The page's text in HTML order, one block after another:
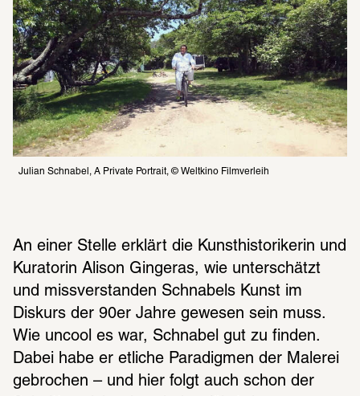
Julian Schnabel, A Private Portrait, © Weltkino Filmverleih
An einer Stelle erklärt die Kunsthistorikerin und
Kuratorin Alison Gingeras, wie unterschätzt
und missverstanden Schnabels Kunst im
Diskurs der 90er Jahre gewesen sein muss.
Wie uncool es war, Schnabel gut zu finden.
Dabei habe er etliche Paradigmen der Malerei
gebrochen – und hier folgt auch schon der